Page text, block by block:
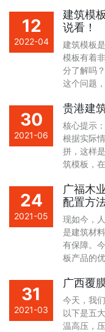
12
2022-04
建筑模
说看！
建筑模板
模板有着
分了解吗
这个问题
30
2021-06
贵港建
核心提示
根据实际
拼，这样
筑模板，
24
2021-05
广福木
配置方
现如今，
是建筑材
有保障。
板产品的
31
2021-03
广西覆
今天，我
以下是五
温高压，